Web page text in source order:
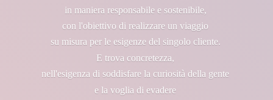
in maniera responsabile e sostenibile,
con l'obiettivo di realizzare un viaggio
su misura per le esigenze del singolo cliente.
E trova concretezza,
nell'esigenza di soddisfare la curiosità della gente
e la voglia di evadere